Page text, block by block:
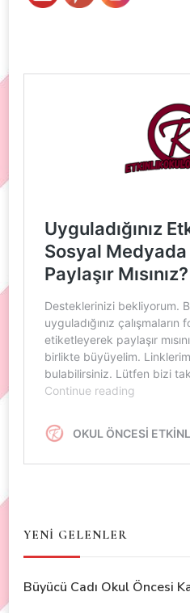
YENİ GELENLER
Büyücü Cadı Okul Öncesi